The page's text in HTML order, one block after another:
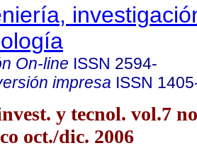
On-line ISSN 2594-
impresa ISSN
y tecnol. vol.7
oct./dic. 2006